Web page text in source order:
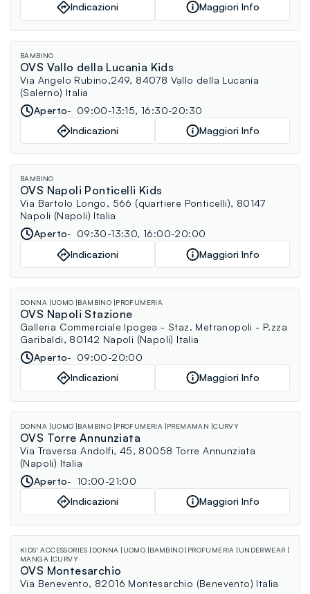
Indicazioni
Maggiori Info
BAMBINO
OVS Vallo della Lucania Kids
Via Angelo Rubino,249, 84078 Vallo della Lucania
(Salerno) Italia
Aperto
09:00-13:15, 16:30-20:30
Indicazioni
Maggiori Info
BAMBINO
OVS Napoli Ponticelli Kids
Via Bartolo Longo, 566 (quartiere Ponticelli), 80147
Napoli (Napoli) Italia
Aperto
09:30-13:30, 16:00-20:00
Indicazioni
Maggiori Info
DONNA UOMO BAMBINO PROFUMERIA
OVS Napoli Stazione
Galleria Commerciale Ipogea - Staz. Metranopoli - P.zza
Garibaldi, 80142 Napoli (Napoli) Italia
Aperto
09:00-20:00
Indicazioni
Maggiori Info
DONNA UOMO BAMBINO PROFUMERIA PREMAMAN CURVY
OVS Torre Annunziata
Via Traversa Andolfi, 45, 80058 Torre Annunziata
(Napoli) Italia
Aperto
10:00-21:00
Indicazioni
Maggiori Info
KIDS' ACCESSORIES DONNA UOMO BAMBINO PROFUMERIA
UNDERWEAR
MANGA CURVY
OVS Montesarchio
Via Benevento, 82016 Montesarchio (Benevento) Italia